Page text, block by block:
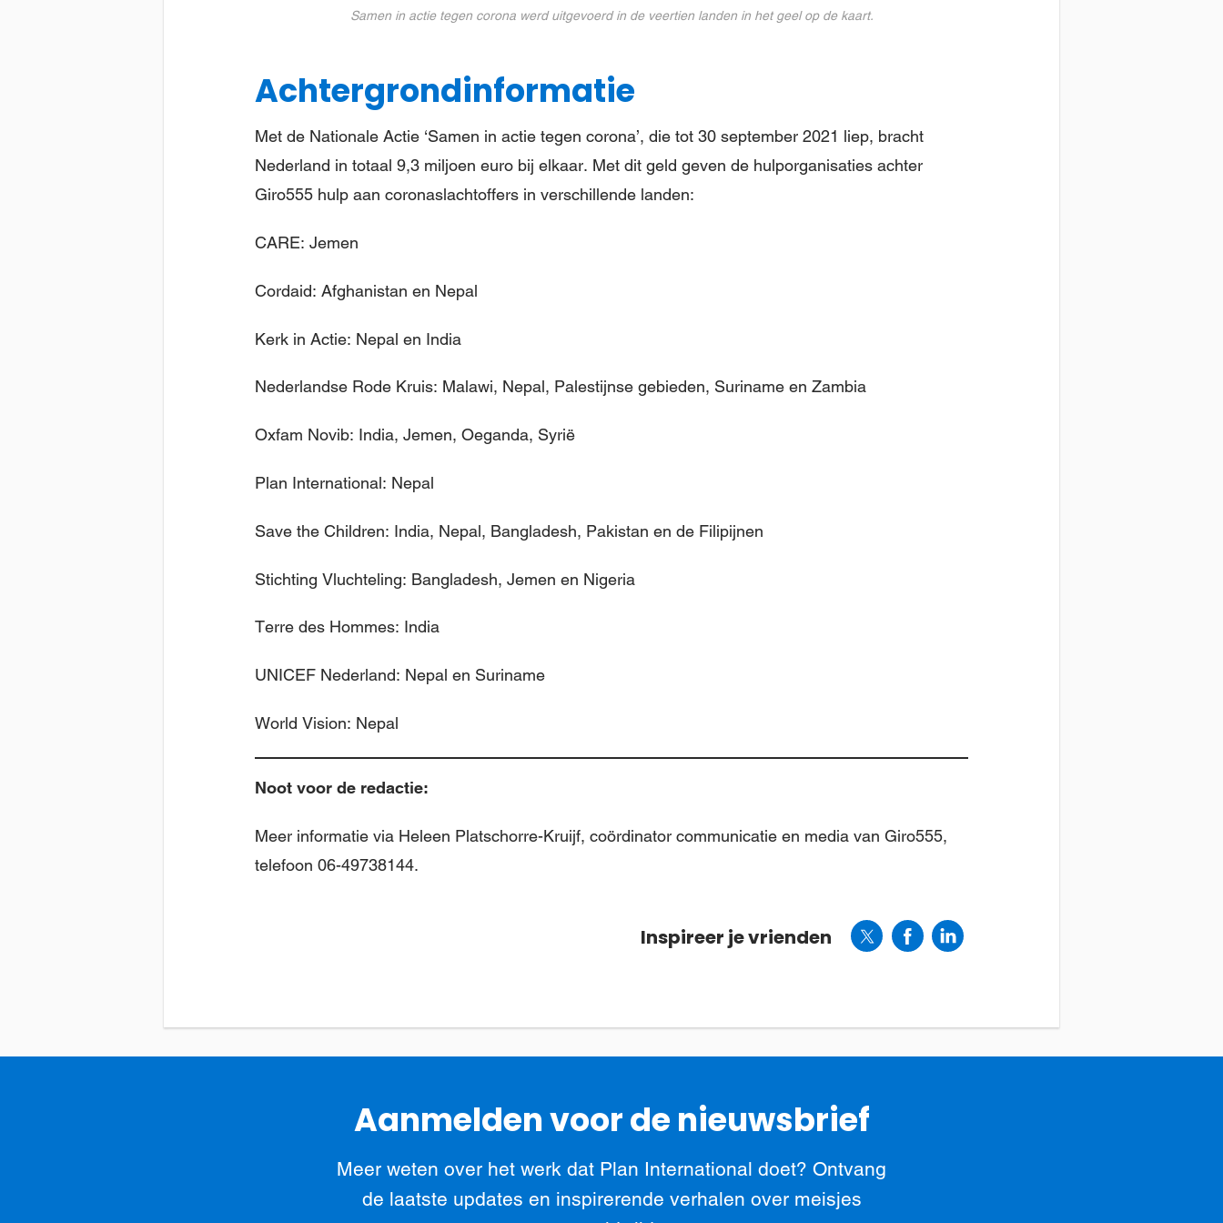
Samen in actie tegen corona werd uitgevoerd in de veertien landen in het geel op de kaart.
Achtergrondinformatie
Met de Nationale Actie ‘Samen in actie tegen corona’, die tot 30 september 2021 liep, bracht
Nederland in totaal 9,3 miljoen euro bij elkaar. Met dit geld geven de hulporganisaties achter
Giro555 hulp aan coronaslachtoffers in verschillende landen:
CARE: Jemen
Cordaid: Afghanistan en Nepal
Kerk in Actie: Nepal en India
Nederlandse Rode Kruis: Malawi, Nepal, Palestijnse gebieden, Suriname en Zambia
Oxfam Novib: India, Jemen, Oeganda, Syrië
Plan International: Nepal
Save the Children: India, Nepal, Bangladesh, Pakistan en de Filipijnen
Stichting Vluchteling: Bangladesh, Jemen en Nigeria
Terre des Hommes: India
UNICEF Nederland: Nepal en Suriname
World Vision: Nepal
Noot voor de redactie:
Meer informatie via Heleen Platschorre-Kruijf, coördinator communicatie en media van Giro555,
telefoon 06-49738144.
Inspireer je vrienden
Aanmelden voor de nieuwsbrief
Meer weten over het werk dat Plan International doet? Ontvang
de laatste updates en inspirerende verhalen over meisjes